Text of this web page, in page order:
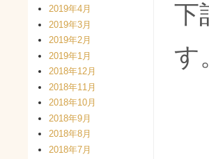
下
す
2019年4月
2019年3月
2019年2月
2019年1月
2018年12月
2018年11月
2018年10月
2018年9月
2018年8月
2018年7月